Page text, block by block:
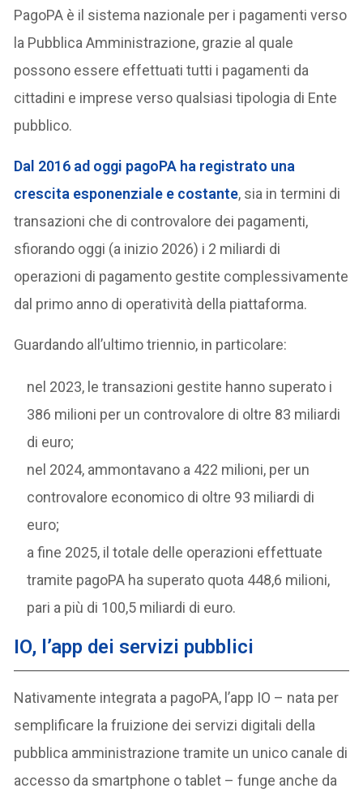
PagoPA è il sistema nazionale per i pagamenti verso
la Pubblica Amministrazione, grazie al quale
possono essere effettuati tutti i pagamenti da
cittadini e imprese verso qualsiasi tipologia di Ente
pubblico.
Dal 2016 ad oggi pagoPA ha registrato una
crescita esponenziale e costante, sia in termini di
transazioni che di controvalore dei pagamenti,
sfiorando oggi (a inizio 2026) i 2 miliardi di
operazioni di pagamento gestite complessivamente
dal primo anno di operatività della piattaforma.
Guardando all’ultimo triennio, in particolare:
nel 2023, le transazioni gestite hanno superato i
386 milioni per un controvalore di oltre 83 miliardi
di euro;
nel 2024, ammontavano a 422 milioni, per un
controvalore economico di oltre 93 miliardi di
euro;
a fine 2025, il totale delle operazioni effettuate
tramite pagoPA ha superato quota 448,6 milioni,
pari a più di 100,5 miliardi di euro.
IO, l’app dei servizi pubblici
Nativamente integrata a pagoPA, l’app IO – nata per
semplificare la fruizione dei servizi digitali della
pubblica amministrazione tramite un unico canale di
accesso da smartphone o tablet – funge anche da